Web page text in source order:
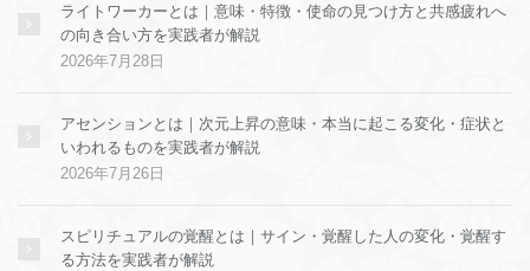
ライトワーカーとは｜意味・特徴・使命の見つけ方と共感疲れへ
の向き合い方を実践者が解説
2026年7月28日
アセンションとは｜次元上昇の意味・本当に起こる変化・症状と
いわれるものを実践者が解説
2026年7月26日
スピリチュアルの覚醒とは｜サイン・覚醒した人の変化・覚醒す
る方法を実践者が解説